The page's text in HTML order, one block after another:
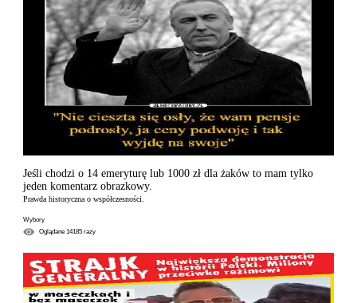
Jeśli chodzi o 14 emeryturę lub 1000 zł dla żaków to mam tylko
jeden komentarz obrazkowy.
Prawda historyczna o współczesności.
Wybory
Oglądane14185 razy